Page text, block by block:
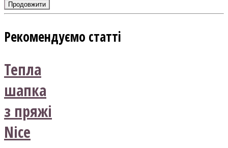
Продовжити
Рекомендуємо статті
Тепла
шапка
з пряжі
Nice